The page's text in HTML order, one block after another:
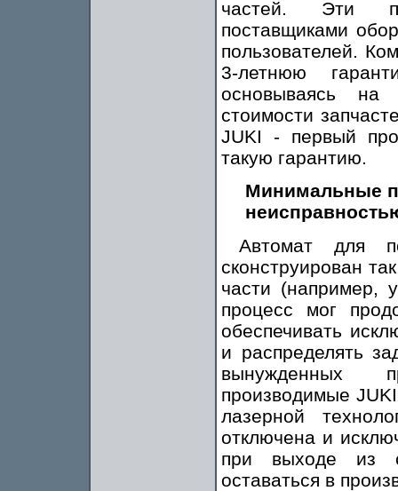
частей. Эти
поставщиками
пользователей.
3-летнюю
основываясь на
стоимости
JUKI - первый
такую гарантию.
Минимальные
Автомат для
сконструирован
части (например,
процесс мог
обеспечивать
и распределять
вынужденных
производимые
лазерной
отключена и
при выходе из
оставаться в